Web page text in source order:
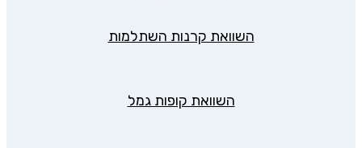
השוואת קרנות השתלמות
השוואת קופות גמל